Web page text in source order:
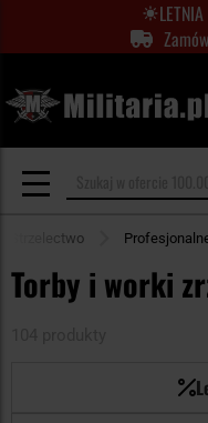
Strzelectwo
Torby i worki